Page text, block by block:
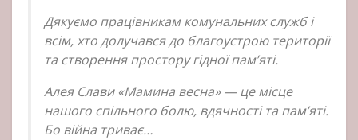
Дякуємо працівникам комунальних служб і
всім, хто долучався до благоустрою території
та створення простору гідної пам’яті.
Алея Слави «Мамина весна» — це місце
нашого спільного болю, вдячності та пам’яті.
Бо війна триває…